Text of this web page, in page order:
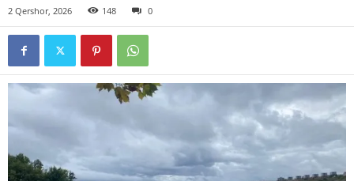
2 Qershor, 2026 148 0